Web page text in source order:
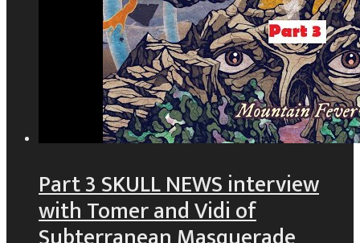
Part 3 SKULL NEWS interview
with Tomer and Vidi of